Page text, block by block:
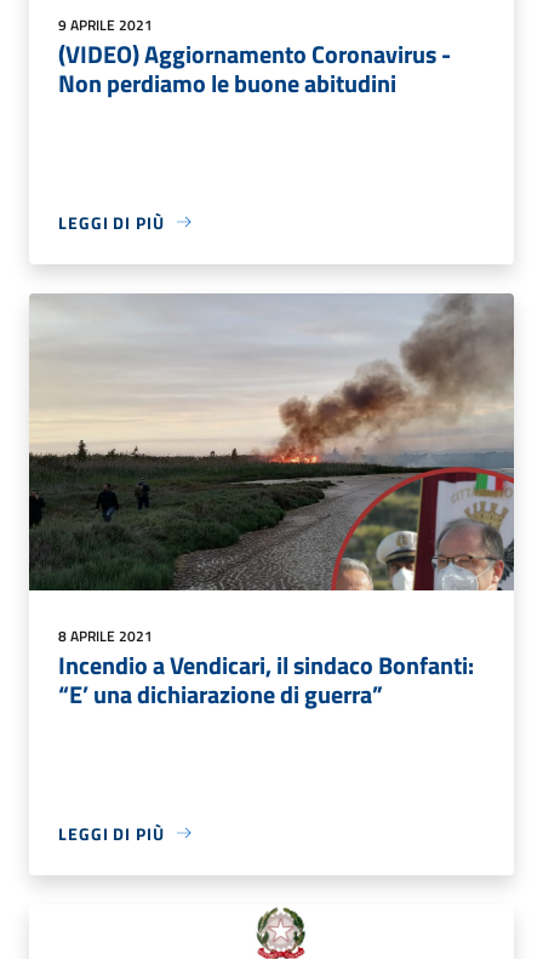
9 APRILE 2021
(VIDEO) Aggiornamento Coronavirus -
Non perdiamo le buone abitudini
LEGGI DI PIÙ
8 APRILE 2021
Incendio a Vendicari, il sindaco Bonfanti:
“E’ una dichiarazione di guerra”
LEGGI DI PIÙ